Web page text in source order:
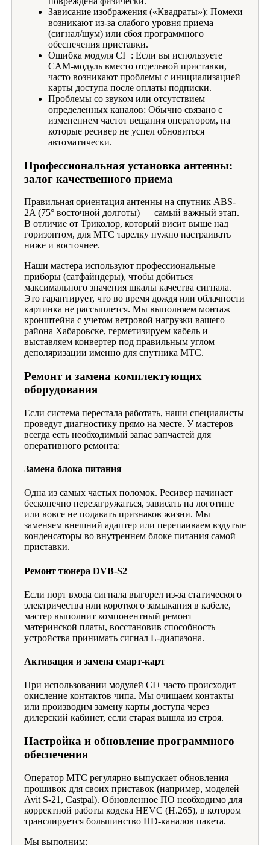
Зависание изображения («Квадраты»): Помехи
возникают из-за слабого уровня приема
(сигнал/шум) или сбоя программного
обеспечения приставки.
Ошибка модуля CI+: Если вы используете
CAM-модуль вместо отдельной приставки,
часто возникают проблемы с инициализацией
карты доступа после оплаты подписки.
Проблемы со звуком или отсутствием
определенных каналов: Обычно связано с
изменением частот вещания оператором, на
которые ресивер не успел обновиться
автоматически.
Профессиональная установка антенны:
залог качественного приема
Правильная ориентация антенны на спутник ABS-
2A (75° восточной долготы) — самый важный этап.
В отличие от Триколор, который висит выше над
горизонтом, для МТС тарелку нужно настраивать
ниже и восточнее.
Наши мастера используют профессиональные
приборы (сатфайндеры), чтобы добиться
максимального значения шкалы качества сигнала.
Это гарантирует, что во время дождя или облачности
картинка не рассыплется. Мы выполняем монтаж
кронштейна с учетом ветровой нагрузки вашего
района Хабаровске, герметизируем кабель и
выставляем конвертер под правильным углом
деполяризации именно для спутника МТС.
Ремонт и замена комплектующих
оборудования
Если система перестала работать, наши специалисты
проведут диагностику прямо на месте. У мастеров
всегда есть необходимый запас запчастей для
оперативного ремонта:
Замена блока питания
Одна из самых частых поломок. Ресивер начинает
бесконечно перезагружаться, зависать на логотипе
или вовсе не подавать признаков жизни. Мы
заменяем внешний адаптер или перепаиваем вздутые
конденсаторы во внутреннем блоке питания самой
приставки.
Ремонт тюнера DVB-S2
Если порт входа сигнала выгорел из-за статического
электричества или короткого замыкания в кабеле,
мастер выполнит компонентный ремонт
материнской платы, восстановив способность
устройства принимать сигнал L-диапазона.
Активация и замена смарт-карт
При использовании модулей CI+ часто происходит
окисление контактов чипа. Мы очищаем контакты
или производим замену карты доступа через
дилерский кабинет, если старая вышла из строя.
Настройка и обновление программного
обеспечения
Оператор МТС регулярно выпускает обновления
прошивок для своих приставок (например, моделей
Avit S-21, Castpal). Обновленное ПО необходимо для
корректной работы кодека HEVC (H.265), в котором
транслируется большинство HD-каналов пакета.
Мы выполним: